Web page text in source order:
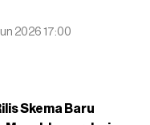
2026 17:00
Skema Baru